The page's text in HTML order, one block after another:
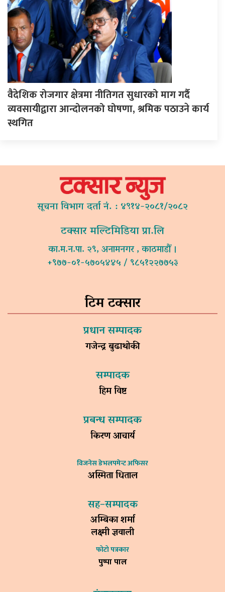
वैदेशिक रोजगार क्षेत्रमा नीतिगत सुधारको माग गर्दै
व्यवसायीद्वारा आन्दोलनको घोषणा, श्रमिक पठाउने कार्य
स्थगित
सूचना विभाग दर्ता नं. : ४९१४-२०८१/२०८२
टक्सार मल्टिमिडिया प्रा.लि
का.म.न.पा. २९, अनामनगर , काठमाडौं ।
+९७७-०१-५७०५४४५ / ९८५१२२७७५३
टिम टक्सार
प्रधान सम्पादक
गजेन्द्र बुढाथोकी
सम्पादक
हिम विष्ट
प्रबन्ध सम्पादक
किरण आचार्य
विजनेस डेभलपमेन्ट अफिसर
अस्मिता धिताल
सह–सम्पादक
अम्बिका शर्मा
लक्ष्मी ज्ञवाली
फोटो पत्रकार
पुष्पा पाल